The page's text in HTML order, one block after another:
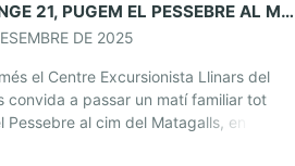
DIUMENGE 21, PUGEM EL PESSEBRE AL MATAGALLS
DE 2025
el Centre Excursionista Llinars del
convida a passar un matí familiar tot
Pessebre al cim del Matagalls, en una